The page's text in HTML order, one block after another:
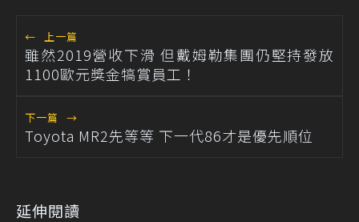
← 上一篇
雖然2019營收下滑 但戴姆勒集團仍堅持發放
1100歐元獎金犒賞員工！
下一篇 →
Toyota MR2先等等 下一代86才是優先順位
延伸閱讀